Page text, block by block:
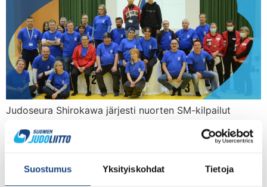
Suostumus Yksityiskohdat Tietoja
Judoseura Shirokawa järjesti nuorten SM-kilpailut
kilpailut olivat ensimmäinen kotimainen arvokilpailu
seuran 50-vuotisjuhlavuotta. Shirokawa ja Judoliitto